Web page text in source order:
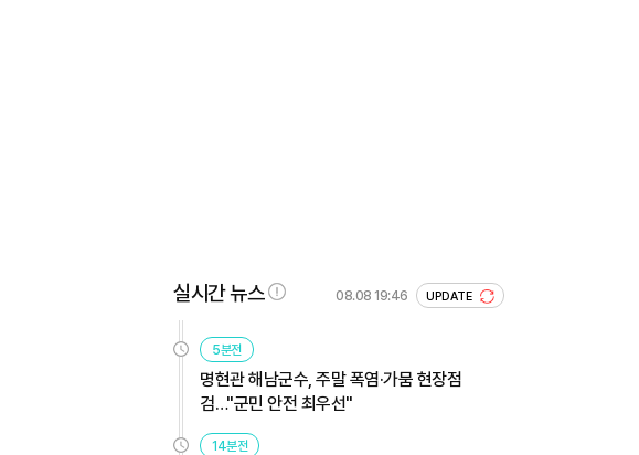
실시간 뉴스 08.08 19:46 UPDATE
5분전
명현관 해남군수, 주말 폭염·가뭄 현장점
검…"군민 안전 최우선"
14분전